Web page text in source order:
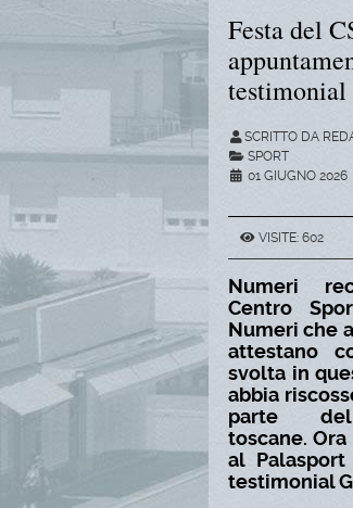
Festa del
SCRITTO DA
SPORT
01 GIUGNO 2026
VISITE: 602
Numeri
Centro
Numeri che
attestano
svolta in
abbia
parte
toscane. Ora
al
testimonial